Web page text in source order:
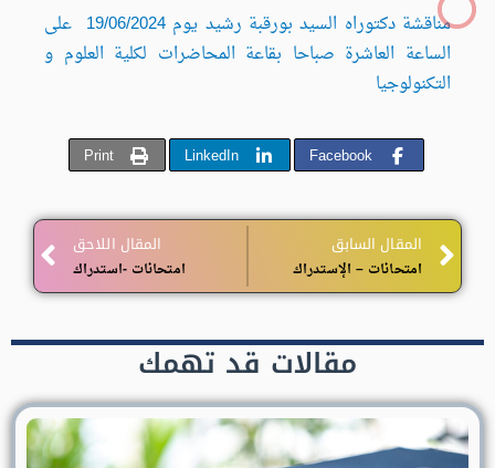
مناقشة دكتوراه السيد بورقبة رشيد يوم 19/06/2024 على
الساعة العاشرة صباحا بقاعة المحاضرات لكلية العلوم و
التكنولوجيا
Facebook
LinkedIn
Print
المقال السابق
امتحانات – الإستدراك
المقال اللاحق
امتحانات -استدراك
Next
مقالات قد تهمك